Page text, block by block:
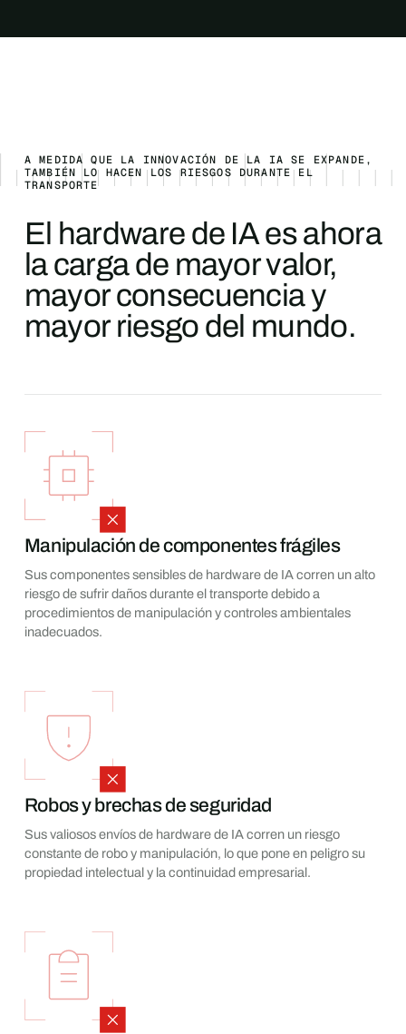
A MEDIDA QUE LA INNOVACIÓN DE LA IA SE EXPANDE,
TAMBIÉN LO HACEN LOS RIESGOS DURANTE EL
TRANSPORTE
El hardware de IA es ahora
la carga de mayor valor,
mayor consecuencia y
mayor riesgo del mundo.
Manipulación de componentes frágiles
Sus componentes sensibles de hardware de IA corren un alto
riesgo de sufrir daños durante el transporte debido a
procedimientos de manipulación y controles ambientales
inadecuados.
Robos y brechas de seguridad
Sus valiosos envíos de hardware de IA corren un riesgo
constante de robo y manipulación, lo que pone en peligro su
propiedad intelectual y la continuidad empresarial.